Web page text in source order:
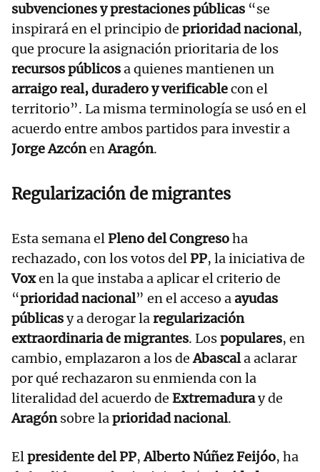
subvenciones y prestaciones públicas “se
inspirará en el principio de prioridad nacional,
que procure la asignación prioritaria de los
recursos públicosa quienes mantienen un
arraigo real, duradero y verificablecon el
territorio”. La misma terminología se usó en el
acuerdo entre ambos partidos para investir a
Jorge AzcónenAragón.
Regularización de migrantes
Esta semana elPleno del Congresoha
rechazado, con los votos delPP, la iniciativa de
Voxen la que instaba a aplicar el criterio de
“prioridad nacional” en el acceso aayudas
públicasy a derogar laregularización
extraordinaria de migrantes. Lospopulares, en
cambio, emplazaron a los deAbascala aclarar
por qué rechazaron su enmienda con la
literalidad del acuerdo de Extremaduray de
Aragónsobre laprioridad nacional.
Elpresidente del PP,Alberto Núñez Feijóo, ha